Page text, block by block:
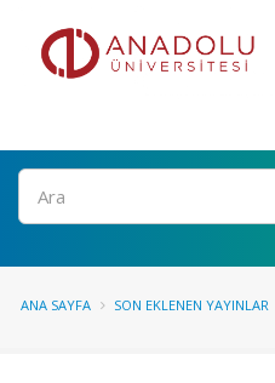
Ara
ANA SAYFA SON EKLENEN YAYINLAR